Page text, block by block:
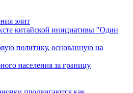
элит
китайской инициативы "Один
политику, основанную на
населения за границу